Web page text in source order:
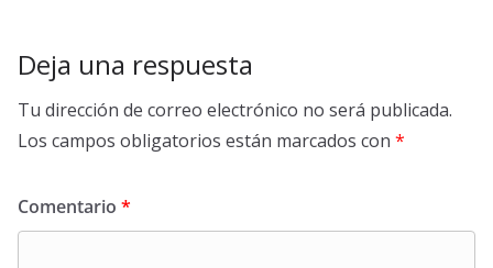
Deja una respuesta
Tu dirección de correo electrónico no será publicada.
Los campos obligatorios están marcados con *
Comentario *